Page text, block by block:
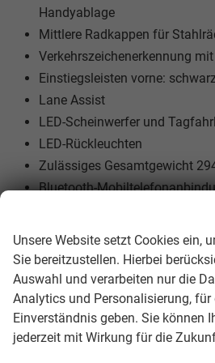
Handyablage
Mittlere Radkappen für
Verkehrszeichenerkennung
Einstiegsleisten vorne:
Lane Assist
LED-Scheinwerfer und
LED-Rückleuchten
Zulässiges Gesamtgewicht
Bluetooth-
Einparkhilfe hinten
Radio 33 cm (13") Farb-
Kabelloses App Connect
VW Connect Vorbereitung
5G-Modem
Unsere Website setzt Cookies ein,
Sie bereitzustellen. Hierbei
Auswahl und verarbeiten nur die
Analytics und Personalisierung, für
Einverständnis geben. Sie können
jederzeit mit Wirkung für die